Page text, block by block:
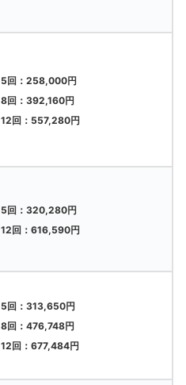
5回：258,000円
8回：392,160円
12回：557,280円
5回：320,280円
12回：616,590円
5回：313,650円
8回：476,748円
12回：677,484円